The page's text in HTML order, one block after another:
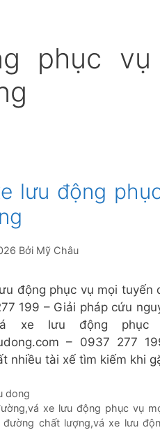
phục vụ
lưu động
Bởi Mỹ Châu
động phục vụ mọi tuyến
199 – Giải pháp cứu
xe lưu động phục
– 0937 277
nhiều tài xế tìm kiếm khi
dong
,vá xe lưu động phục vụ
chất lượng,vá xe lưu